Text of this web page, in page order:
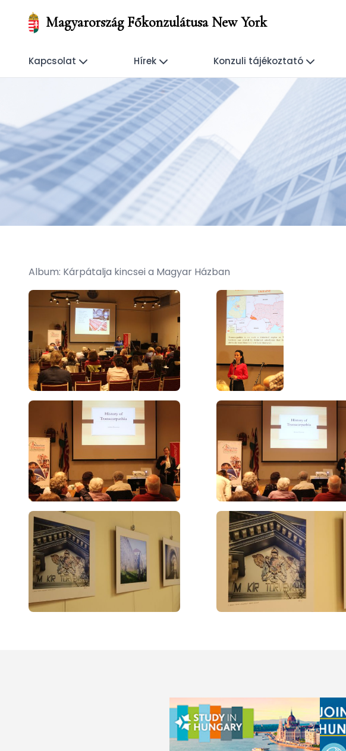
Magyarország Főkonzulátusa New York
Kapcsolat Hírek Konzuli tájékoztató
Album: Kárpátalja kincsei a Magyar Házban